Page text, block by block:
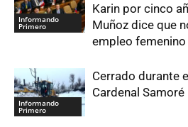
Informando
Primero
Karin por cinco
Muñoz dice que
empleo femenino
Informando
Primero
Cerrado durante
Cardenal Samoré